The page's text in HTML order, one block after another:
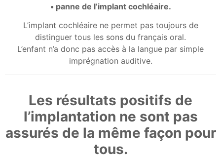
• panne de l’implant cochléaire.
L’implant cochléaire ne permet pas toujours de
distinguer tous les sons du français oral.
L’enfant n’a donc pas accès à la langue par simple
imprégnation auditive.
Les résultats positifs de
l’implantation ne sont pas
assurés de la même façon pour
tous.